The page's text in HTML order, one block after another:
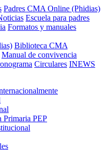
Padres CMA Online (Phidias)
Escuela para padres
Formatos y manuales
Biblioteca CMA
Manual de convivencia
Circulares INEWS
Primaria PEP